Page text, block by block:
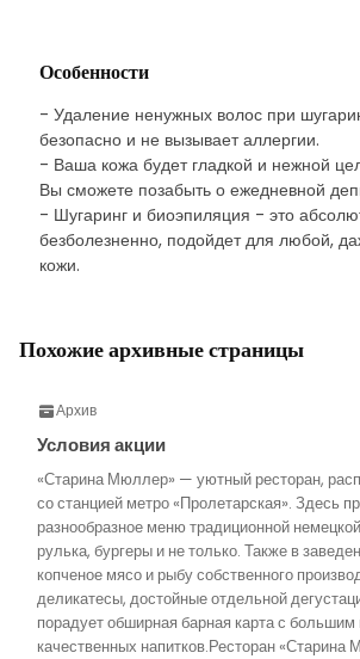
Особенности
- Удаление ненужных волос при
безопасно и не вызывает аллергии.
- Ваша кожа будет гладкой и нежной
Вы сможете позабыть о ежедневной
- Шугаринг и биоэпиляция - это
безболезненно, подойдет для любой,
кожи.
Похожие архивные страницы
Архив
Условия акции
«Старина Мюллер» — уютный ресторан,
со станцией метро «Пролетарская». Здесь
разнообразное меню традиционной
рулька, бургеры и не только. Также в
копченое мясо и рыбу собственного
деликатесы, достойные отдельной
порадует обширная барная карта с
качественных напитков.Ресторан